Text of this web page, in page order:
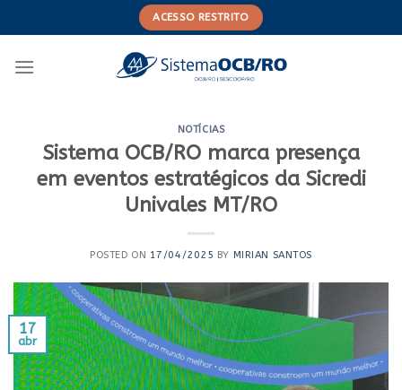
to
ACESSO RESTRITO
NOTÍCIAS
Sistema OCB/RO marca presença
em eventos estratégicos da Sicredi
Univales MT/RO
POSTED ON 17/04/2025 BY MIRIAN SANTOS
17
abr